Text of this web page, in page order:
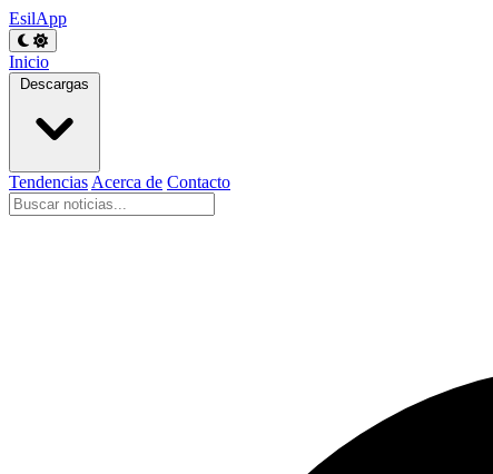
EsilApp
Inicio
Descargas
Tendencias Acerca de Contacto